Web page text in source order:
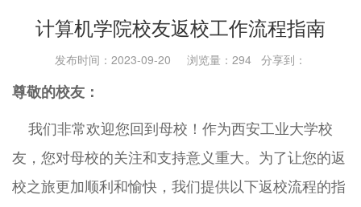
计算机学院校友返校工作流程指南
发布时间：2023-09-20 浏览量： 294 分享到：
尊敬的校友：
我们非常欢迎您回到母校！作为西安工业大学校
友，您对母校的关注和支持意义重大。为了让您的返
校之旅更加顺利和愉快，我们提供以下返校流程的指